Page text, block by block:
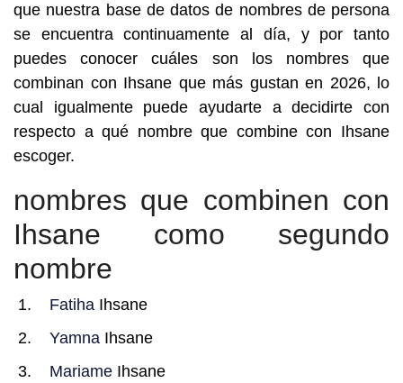
que nuestra base de datos de nombres de persona
se encuentra continuamente al día, y por tanto
puedes conocer cuáles son los nombres que
combinan con Ihsane que más gustan en 2026, lo
cual igualmente puede ayudarte a decidirte con
respecto a qué nombre que combine con Ihsane
escoger.
nombres que combinen con
Ihsane como segundo
nombre
Fatiha Ihsane
Yamna Ihsane
Mariame Ihsane